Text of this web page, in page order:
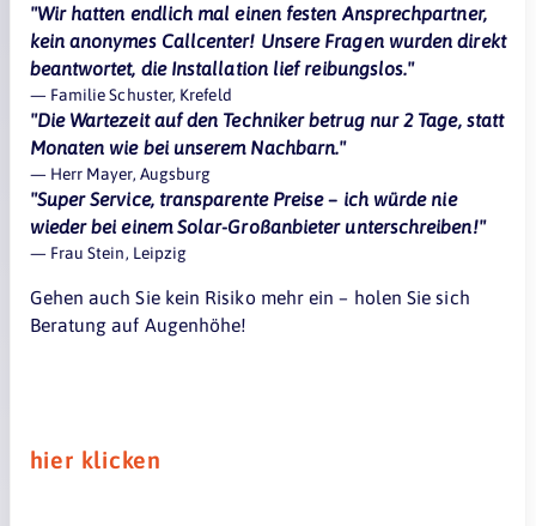
"Wir hatten endlich mal einen festen Ansprechpartner,
kein anonymes Callcenter! Unsere Fragen wurden direkt
beantwortet, die Installation lief reibungslos."
— Familie Schuster, Krefeld
"Die Wartezeit auf den Techniker betrug nur 2 Tage, statt
Monaten wie bei unserem Nachbarn."
— Herr Mayer, Augsburg
"Super Service, transparente Preise – ich würde nie
wieder bei einem Solar-Großanbieter unterschreiben!"
— Frau Stein, Leipzig
Gehen auch Sie kein Risiko mehr ein – holen Sie sich
Beratung auf Augenhöhe!
hier klicken